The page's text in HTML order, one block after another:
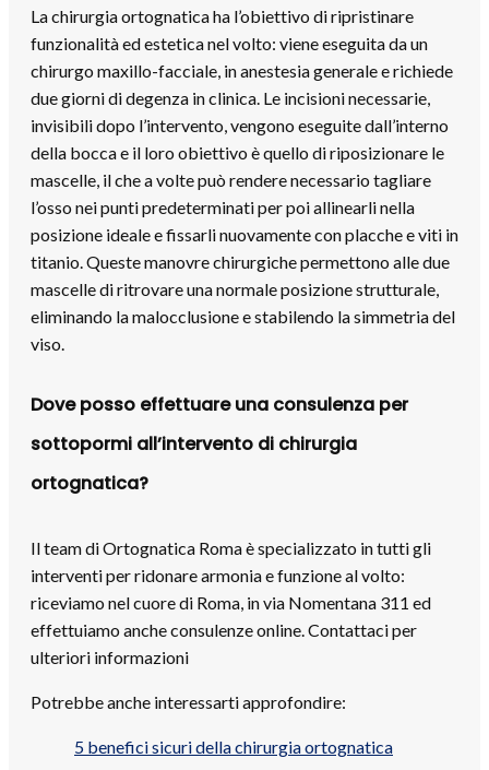
La chirurgia ortognatica ha l’obiettivo di ripristinare
funzionalità ed estetica nel volto: viene eseguita da un
chirurgo maxillo-facciale, in anestesia generale e richiede
due giorni di degenza in clinica. Le incisioni necessarie,
invisibili dopo l’intervento, vengono eseguite dall’interno
della bocca e il loro obiettivo è quello di riposizionare le
mascelle, il che a volte può rendere necessario tagliare
l’osso nei punti predeterminati per poi allinearli nella
posizione ideale e fissarli nuovamente con placche e viti in
titanio. Queste manovre chirurgiche permettono alle due
mascelle di ritrovare una normale posizione strutturale,
eliminando la malocclusione e stabilendo la simmetria del
viso.
Dove posso effettuare una consulenza per
sottopormi all’intervento di chirurgia
ortognatica?
Il team di Ortognatica Roma è specializzato in tutti gli
interventi per ridonare armonia e funzione al volto:
riceviamo nel cuore di Roma, in via Nomentana 311 ed
effettuiamo anche consulenze online. Contattaci per
ulteriori informazioni
Potrebbe anche interessarti approfondire:
5 benefici sicuri della chirurgia ortognatica